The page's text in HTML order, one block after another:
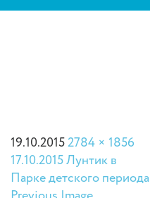
19.10.20152784 × 1856
17.10.2015 Лунтик в
Парке детского периода